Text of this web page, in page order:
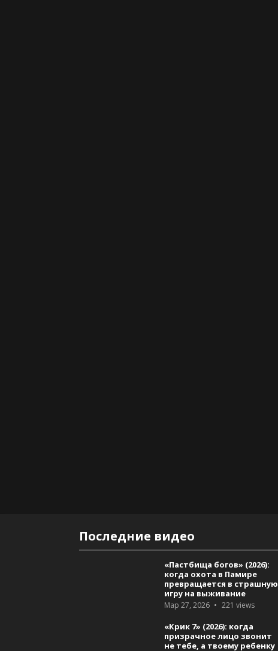
Последние видео
«Пастбища богов» (2026):
когда охота в Памире
превращается в страшную
игру на выживание
Мар 27, 2026 221 views
«Крик 7» (2026): когда
призрачное лицо звонит
не тебе, а твоему ребенку